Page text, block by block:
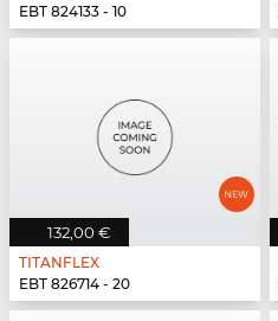
EBT 824133 - 10
132,00 €
TITANFLEX
EBT 826714 - 20